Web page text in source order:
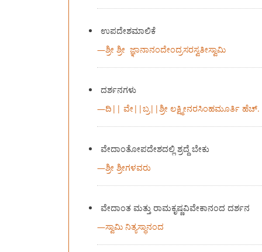
ಉಪದೇಶಮಾಲಿಕೆ
—ಶ್ರೀ ಶ್ರೀ ಜ್ಞಾನಾನಂದೇಂದ್ರಸರಸ್ವತೀಸ್ವಾಮಿ
ದರ್ಶನಗಳು
—ದಿ|| ವೇ||ಬ್ರ||ಶ್ರೀ ಲಕ್ಷ್ಮೀನರಸಿಂಹಮೂರ್ತಿ
ವೇದಾಂತೋಪದೇಶದಲ್ಲಿ ಶ್ರದ್ದೆ ಬೇಕು
—ಶ್ರೀ ಶ್ರೀಗಳವರು
ವೇದಾಂತ ಮತ್ತು ರಾಮಕೃಷ್ಣವಿವೇಕಾನಂದ ದರ್ಶನ
—ಸ್ವಾಮಿ ನಿತ್ಯಸ್ಥಾನಂದ